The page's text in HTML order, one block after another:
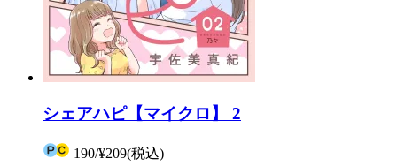
シェアハピ【マイクロ】 2
190/¥209(税込)